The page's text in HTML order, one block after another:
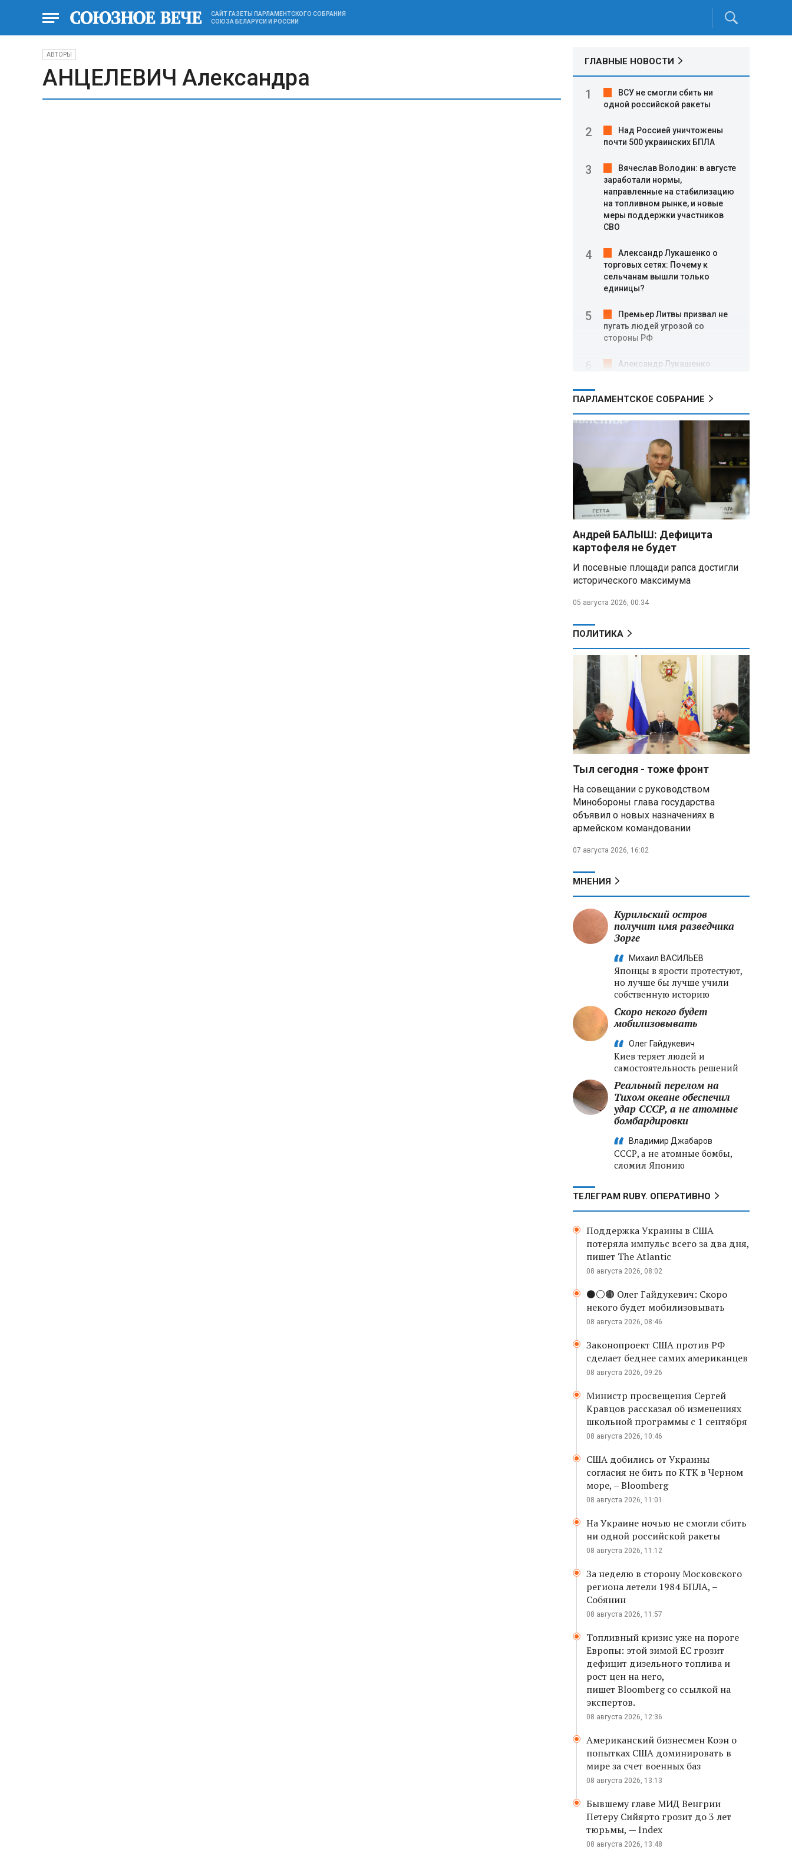
САЙТ ГАЗЕТЫ ПАРЛАМЕНТСКОГО СОБРАНИЯ
СОЮЗА БЕЛАРУСИ И РОССИИ
АВТОРЫ
АНЦЕЛЕВИЧ Александра
ГЛАВНЫЕ НОВОСТИ
ВСУ не смогли сбить ни
одной российской ракеты
Над Россией уничтожены
почти 500 украинских БПЛА
Вячеслав Володин: в августе
заработали нормы,
направленные на стабилизацию
на топливном рынке, и новые
меры поддержки участников
СВО
Александр Лукашенко о
торговых сетях: Почему к
сельчанам вышли только
единицы?
Премьер Литвы призвал не
пугать людей угрозой со
стороны РФ
Александр Лукашенко
НАТО
В Белгородской области при
новых атаках ВСУ пострадали
еще четыре человека
Александр Лукашенко о
работе Белкоопсоюза: «Если это
так, это жуть»
самых популярных зарубежных
городов у российских туристов
Минобороны РФ: при
освобождении Анискино ВСУ
военных сдалась в плен
Александр Лукашенко:
Россияне «услышали батьку» и
скупают пустующие дома в
белорусских деревнях
Алесандр Лукашенко назвал
работу сельской торговли
«неудовлетворительной» и
возмутился «просрочкой и
тухлятиной»
Владимир Путин обсудил с
меры по защите инфраструктуры
от терактов
Минобороны РФ: «Искандер»
ВСУ в Днепропетровской
e‑торговле, биржевому рынку и
ученым званиям
ПАРЛАМЕНТСКОЕ СОБРАНИЕ
Андрей БАЛЫШ: Дефицита
картофеля не будет
И посевные площади рапса достигли
исторического максимума
05 августа 2026, 00:34
ПОЛИТИКА
Тыл сегодня - тоже фронт
На совещании с руководством
Минобороны глава государства
объявил о новых назначениях в
армейском командовании
07 августа 2026, 16:02
МНЕНИЯ
Курильский остров
получит имя разведчика
Зорге
Михаил ВАСИЛЬЕВ
Японцы в ярости протестуют,
но лучше бы лучше учили
собственную историю
Скоро некого будет
мобилизовывать
Олег Гайдукевич
Киев теряет людей и
самостоятельность решений
Реальный перелом на
Тихом океане обеспечил
удар СССР, а не атомные
бомбардировки
Владимир Джабаров
СССР, а не атомные бомбы,
сломил Японию
ТЕЛЕГРАМ RUBY. ОПЕРАТИВНО
Поддержка Украины в США
потеряла импульс всего за два дня,
пишет The Atlantic
08 августа 2026, 08:02
⚫️⚪️🟤 Олег Гайдукевич: Скоро
некого будет мобилизовывать
08 августа 2026, 08:46
Законопроект США против РФ
сделает беднее самих американцев
08 августа 2026, 09:26
Министр просвещения Сергей
Кравцов рассказал об изменениях
школьной программы с 1 сентября
08 августа 2026, 10:46
США добились от Украины
согласия не бить по КТК в Черном
море, – Bloomberg
08 августа 2026, 11:01
На Украине ночью не смогли сбить
ни одной российской ракеты
08 августа 2026, 11:12
За неделю в сторону Московского
региона летели 1984 БПЛА, –
Собянин
08 августа 2026, 11:57
Топливный кризис уже на пороге
Европы: этой зимой ЕС грозит
дефицит дизельного топлива и
рост цен на него,
пишет Bloomberg со ссылкой на
экспертов.
08 августа 2026, 12:36
Американский бизнесмен Коэн о
попытках США доминировать в
мире за счет военных баз
08 августа 2026, 13:13
Бывшему главе МИД Венгрии
Петеру Сийярто грозит до 3 лет
тюрьмы, — Index
08 августа 2026, 13:48